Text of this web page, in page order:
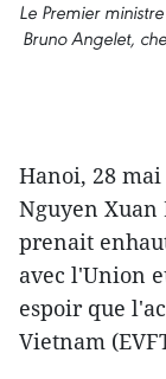
Le Premier
Bruno Angelet,
Hanoi, 28
Nguyen Xuan
prenait
avec l'Union
espoir que
Vietnam